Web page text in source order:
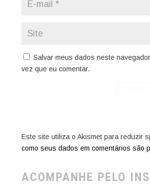
Salvar meus dados neste
vez que eu comentar.
Este site utiliza o Akismet para reduzir
como seus dados em comentários são
ACOMPANHE PELO